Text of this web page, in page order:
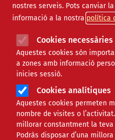
nostres serveis. Pots canviar
informació a la nostra política
Cookies necessàries
Aquestes cookies són
a zones amb informació
inicies sessió.
Cookies analítiques
Aquestes cookies permeten
nombre de visites o
millorar constantment la
Podràs disposar d’una
de Catalunya